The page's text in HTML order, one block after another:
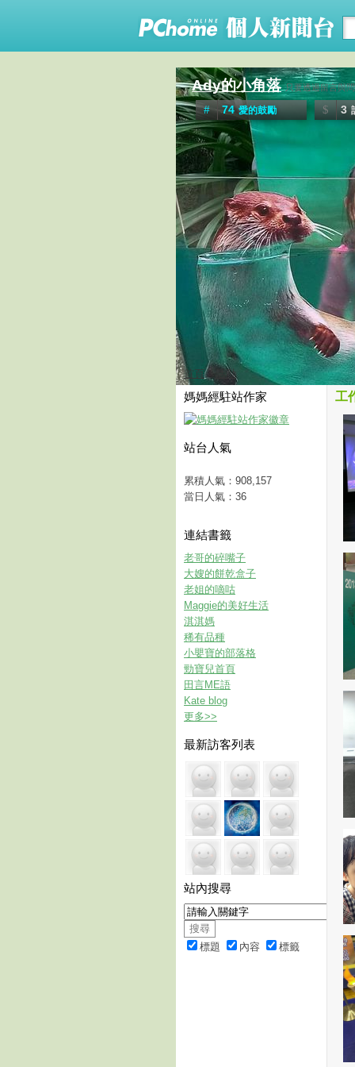
Ady的小角落 只要透過留言與
74 愛的鼓勵 3
首頁 活動
工
媽媽經駐站作家
站台人氣
累積人氣： 908,157
當日人氣： 36
連結書籤
老哥的碎嘴子
大嫂的餅乾盒子
老姐的嘀咕
Maggie的美好生活
淇淇媽
稀有品種
小嬰寶的部落格
勁寶兒首頁
田言ME語
Kate blog
更多>>
最新訪客列表
站內搜尋
標題 內容 標籤